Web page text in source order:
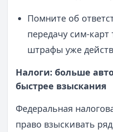
Помните об
передачу
штрафы уже
Налоги: больше
быстрее взыскания
Федеральная
право взыскивать